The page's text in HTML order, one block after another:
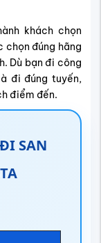
khách chọn
chọn đúng hãng
Dù bạn đi công
đi đúng tuyến,
điểm đến.
SAN